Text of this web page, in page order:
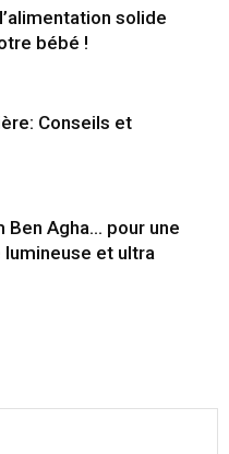
solide
bébé !
Conseils et
Ben Agha… pour une
et ultra